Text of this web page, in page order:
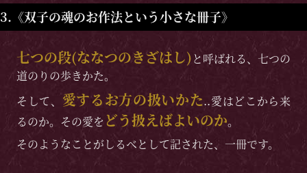
3.《双子の魂のお作法という小さな冊子》
七つの段(ななつのきざはし)と呼ばれる、七つの
道のりの歩きかた。
そして、 愛するお方の扱いかた..愛はどこから来
るのか。その愛を どう扱えばよいのか。
そのようなことがしるべとして記された、一冊です。